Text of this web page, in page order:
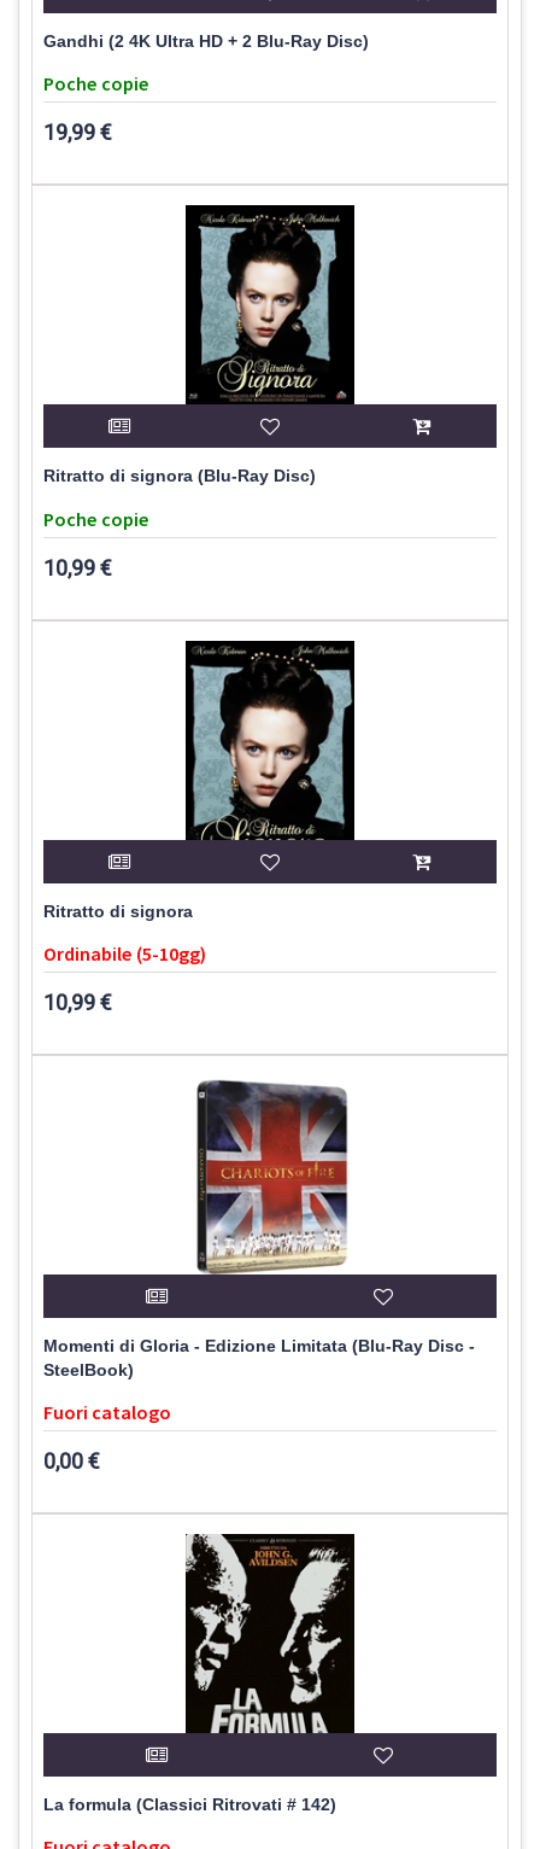
Gandhi (2 4K Ultra HD + 2 Blu-Ray Disc)
Poche copie
19,99 €
Ritratto di signora (Blu-Ray Disc)
Poche copie
10,99 €
Ritratto di signora
Ordinabile (5-10gg)
10,99 €
Momenti di Gloria - Edizione Limitata (Blu-Ray Disc -
SteelBook)
Fuori catalogo
0,00 €
La formula (Classici Ritrovati # 142)